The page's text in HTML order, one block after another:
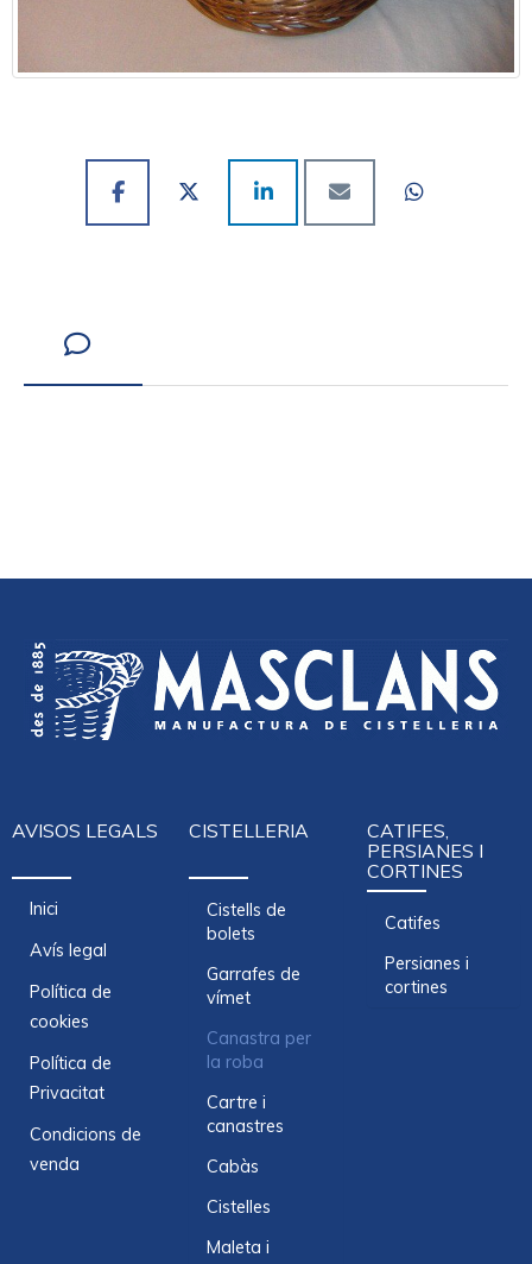
AVISOS LEGALS
Inici
Avís legal
Política de
cookies
Política de
Privacitat
Condicions de
venda
CISTELLERIA
Cistells de
bolets
Garrafes de
vímet
Canastra per
la roba
Cartre i
canastres
Cabàs
Cistelles
Maleta i
CATIFES,
PERSIANES I
CORTINES
Catifes
Persianes i
cortines